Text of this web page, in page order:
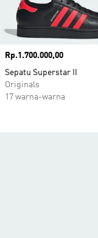
Harga
Rp.1.700.000,00
Sepatu Superstar II
Originals
17 warna-warna